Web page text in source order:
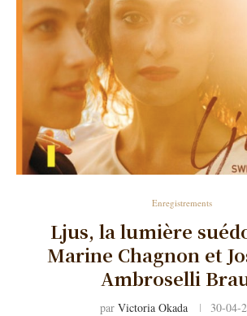
Enregistrements
Ljus, la lumière
Marine Chagnon et
Ambroselli
par Victoria Okada 30-04-